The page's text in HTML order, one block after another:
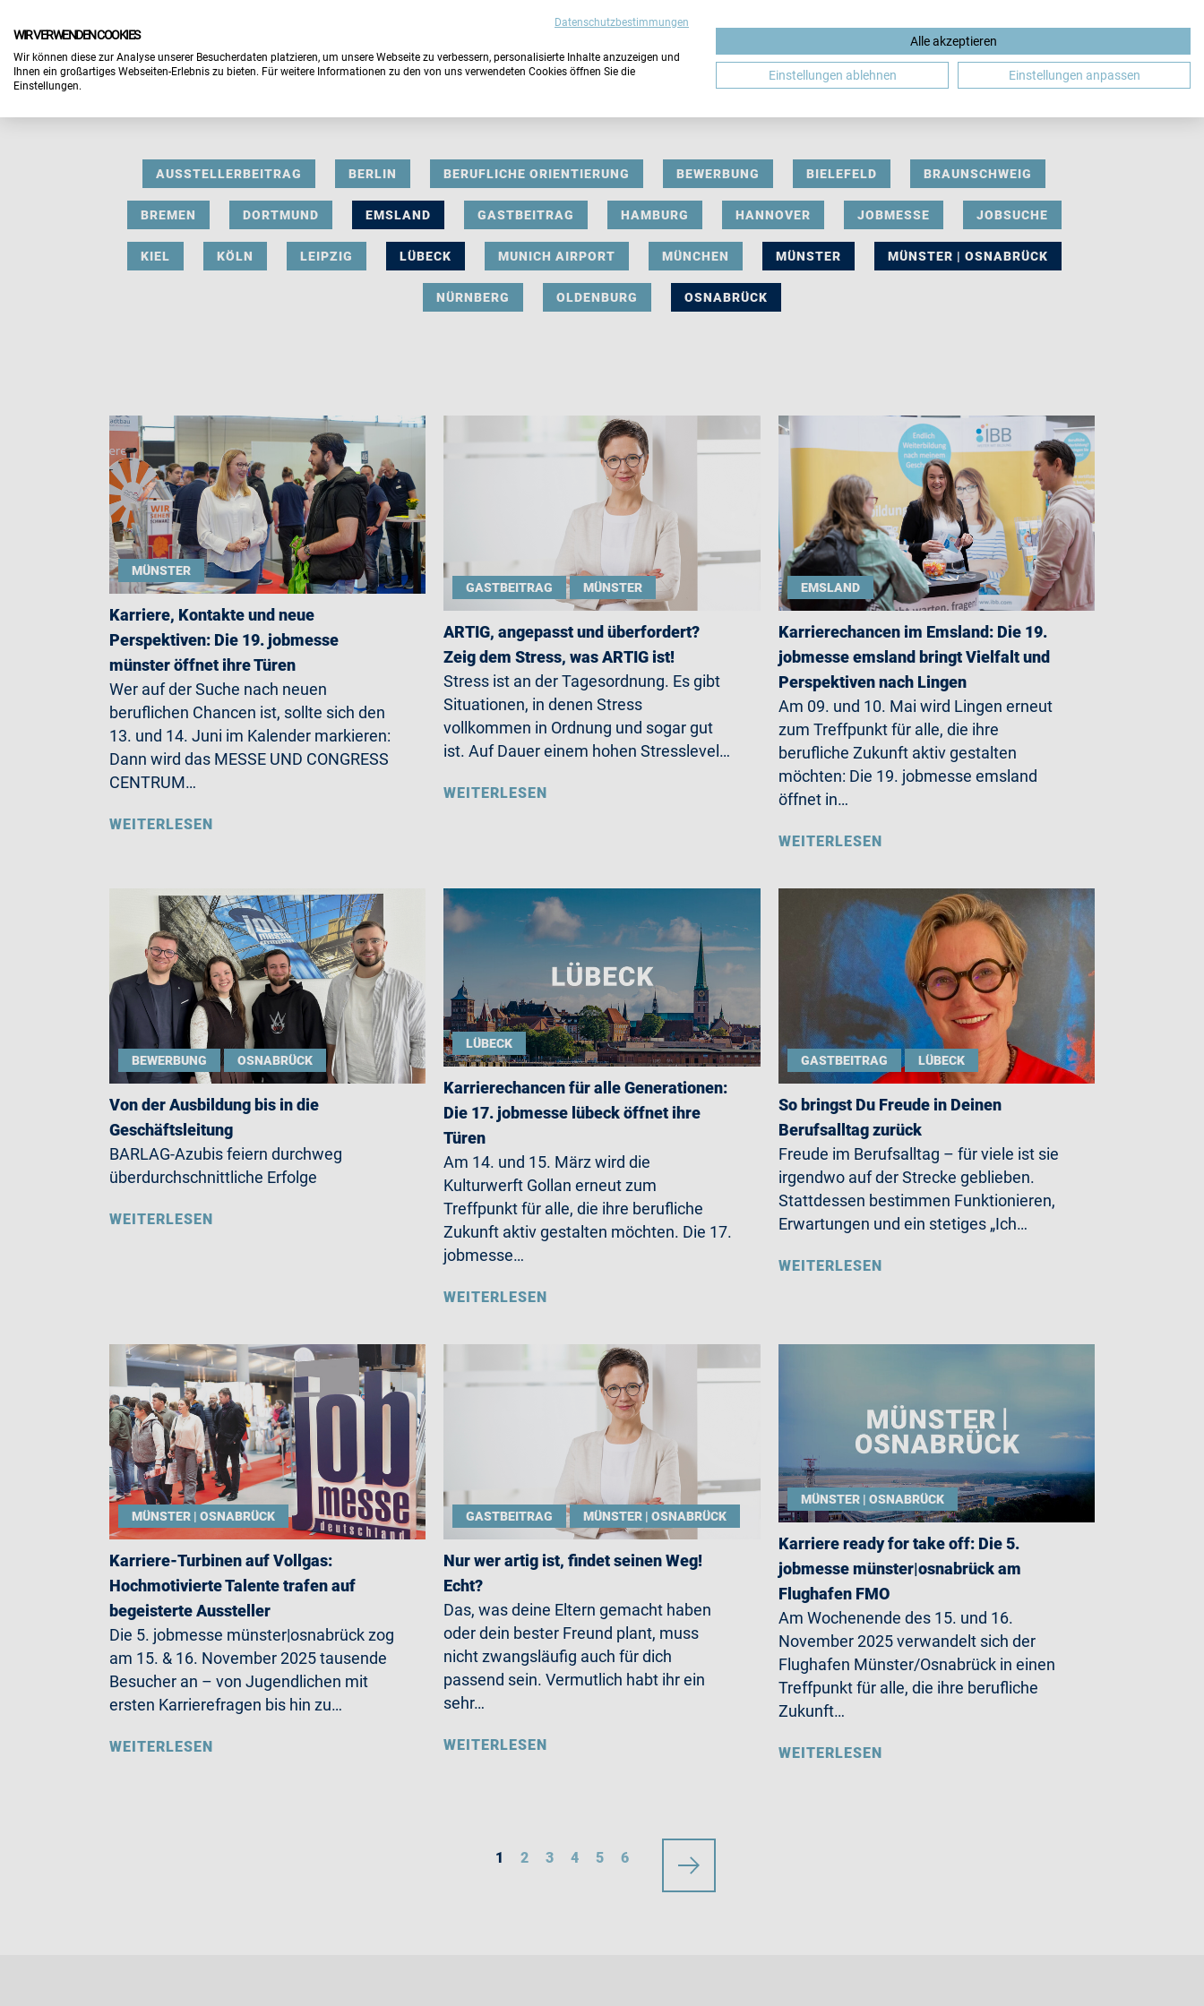
DE
AUSSTELLERBEITRAG BERLIN BERUFLICHE ORIENTIERUNG BEWERBUNG BIELEFELD BRAUNSCHWEIG
BREMEN DORTMUND EMSLAND GASTBEITRAG HAMBURG HANNOVER JOBMESSE JOBSUCHE
KIEL KÖLN LEIPZIG LÜBECK MUNICH AIRPORT MÜNCHEN MÜNSTER MÜNSTER | OSNABRÜCK
NÜRNBERG OLDENBURG OSNABRÜCK
MÜNSTER
Karriere, Kontakte und neue
Perspektiven: Die 19. jobmesse
münster öffnet ihre Türen
Wer auf der Suche nach neuen
beruflichen Chancen ist, sollte sich den
13. und 14. Juni im Kalender markieren:
Dann wird das MESSE UND CONGRESS
CENTRUM…
WEITERLESEN
GASTBEITRAG MÜNSTER
ARTIG, angepasst und überfordert?
Zeig dem Stress, was ARTIG ist!
Stress ist an der Tagesordnung. Es gibt
Situationen, in denen Stress
vollkommen in Ordnung und sogar gut
ist. Auf Dauer einem hohen Stresslevel…
WEITERLESEN
EMSLAND
Karrierechancen im Emsland: Die 19.
jobmesse emsland bringt Vielfalt und
Perspektiven nach Lingen
Am 09. und 10. Mai wird Lingen erneut
zum Treffpunkt für alle, die ihre
berufliche Zukunft aktiv gestalten
möchten: Die 19. jobmesse emsland
öffnet in…
WEITERLESEN
BEWERBUNG OSNABRÜCK
Von der Ausbildung bis in die
Geschäftsleitung
BARLAG-Azubis feiern durchweg
überdurchschnittliche Erfolge
WEITERLESEN
LÜBECK
Karrierechancen für alle Generationen:
Die 17. jobmesse lübeck öffnet ihre
Türen
Am 14. und 15. März wird die
Kulturwerft Gollan erneut zum
Treffpunkt für alle, die ihre berufliche
Zukunft aktiv gestalten möchten. Die 17.
jobmesse…
WEITERLESEN
GASTBEITRAG LÜBECK
So bringst Du Freude in Deinen
Berufsalltag zurück
Freude im Berufsalltag – für viele ist sie
irgendwo auf der Strecke geblieben.
Stattdessen bestimmen Funktionieren,
Erwartungen und ein stetiges „Ich…
WEITERLESEN
MÜNSTER | OSNABRÜCK
Karriere-Turbinen auf Vollgas:
Hochmotivierte Talente trafen auf
begeisterte Aussteller
Die 5. jobmesse münster|osnabrück zog
am 15. & 16. November 2025 tausende
Besucher an – von Jugendlichen mit
ersten Karrierefragen bis hin zu…
WEITERLESEN
GASTBEITRAG MÜNSTER | OSNABRÜCK
Nur wer artig ist, findet seinen Weg!
Echt?
Das, was deine Eltern gemacht haben
oder dein bester Freund plant, muss
nicht zwangsläufig auch für dich
passend sein. Vermutlich habt ihr ein
sehr…
WEITERLESEN
MÜNSTER | OSNABRÜCK
Karriere ready for take off: Die 5.
jobmesse münster|osnabrück am
Flughafen FMO
Am Wochenende des 15. und 16.
November 2025 verwandelt sich der
Flughafen Münster/Osnabrück in einen
Treffpunkt für alle, die ihre berufliche
Zukunft…
WEITERLESEN
1 2 3 4 5 6
Datenschutzbestimmungen
WIR VERWENDEN COOKIES
Wir können diese zur Analyse unserer Besucherdaten platzieren, um unsere Webseite zu verbessern, personalisierte Inhalte anzuzeigen und
Ihnen ein großartiges Webseiten-Erlebnis zu bieten. Für weitere Informationen zu den von uns verwendeten Cookies öffnen Sie die
Einstellungen.
Alle akzeptieren
Einstellungen ablehnen Einstellungen anpassen